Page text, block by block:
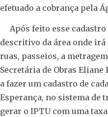
efetuado a cobrança pela
Após feito esse
descritivo da área onde
ruas, passeios, a
Secretária de Obras
a fazer um cadastro de
Esperança, no sistema de
gerar o IPTU com uma